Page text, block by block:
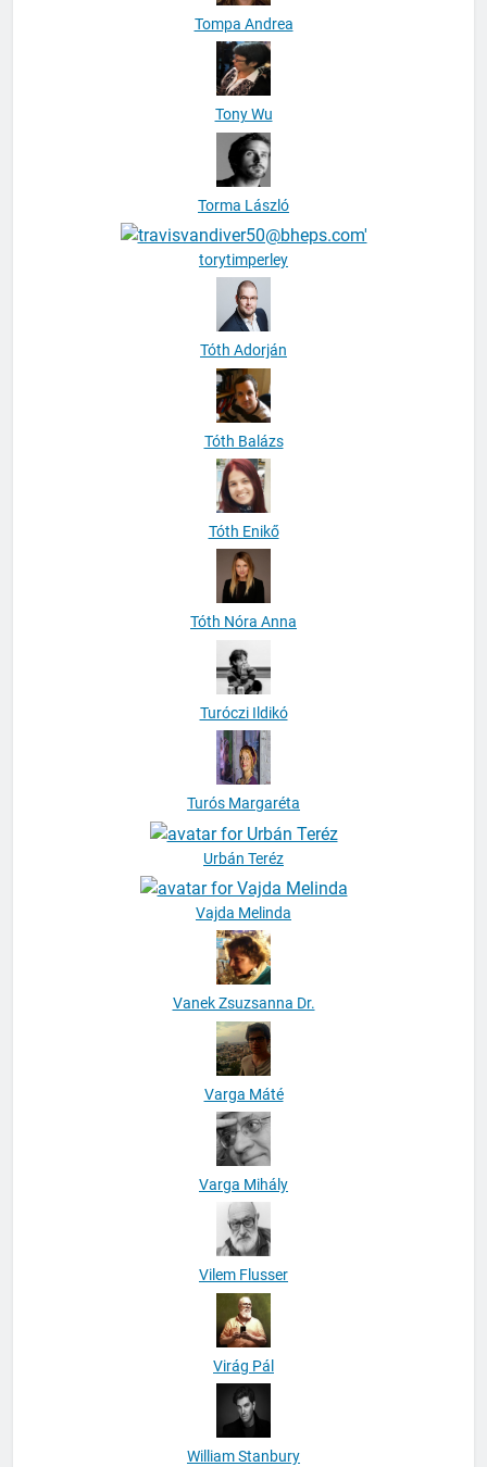
Tompa Andrea
Tony Wu
Torma László
torytimperley
Tóth Adorján
Tóth Balázs
Tóth Enikő
Tóth Nóra Anna
Turóczi Ildikó
Turós Margaréta
Urbán Teréz
Vajda Melinda
Vanek Zsuzsanna Dr.
Varga Máté
Varga Mihály
Vilem Flusser
Virág Pál
William Stanbury